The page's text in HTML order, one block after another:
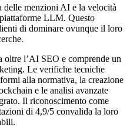
delle menzioni AI e la velocità
LLM. Questo
di dominare ovunque il loro
l’AI SEO e comprende un
Le verifiche tecniche
alla normativa, la creazione
e le analisi avanzate
Il riconoscimento come
di 4,9/5 convalida la loro